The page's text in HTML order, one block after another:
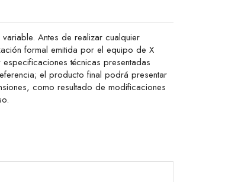
Antes de realizar cualquier
formal emitida por el equipo de X
técnicas presentadas
el producto final podrá presentar
como resultado de modificaciones